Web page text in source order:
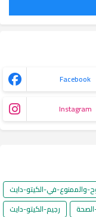
Facebook
Instagram
والممنوع-في-الكيتو-دايت
رجيم-الكيتو-دايت